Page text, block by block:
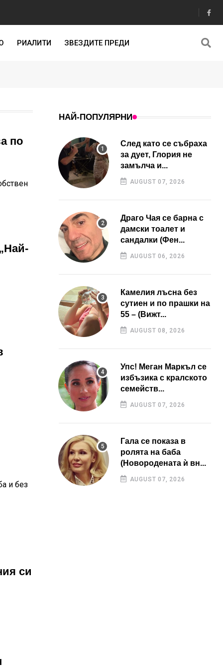
РИАЛИТИ ЗВЕЗДИТЕ ПРЕДИ
по
и без
си
НАЙ-ПОПУЛЯРНИ
След като се събраха
за дует, Глория не
замълча и...
AUGUST 07, 2026
Драго Чая се барна с
дамски тоалет и
сандалки (Фен...
AUGUST 06, 2026
Камелия лъсна без
сутиен и по прашки на
55 – (Вижт...
AUGUST 08, 2026
Упс! Меган Маркъл се
избъзика с кралското
семейств...
AUGUST 07, 2026
Гала се показа в
ролята на баба
(Новородената ѝ вн...
AUGUST 07, 2026